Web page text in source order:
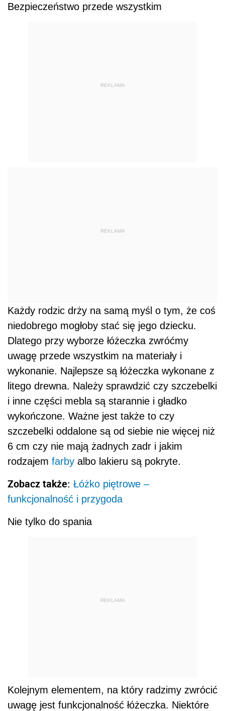
Bezpieczeństwo przede wszystkim
REKLAMA
REKLAMA
Każdy rodzic drży na samą myśl o tym, że coś
niedobrego mogłoby stać się jego dziecku.
Dlatego przy wyborze łóżeczka zwróćmy
uwagę przede wszystkim na materiały i
wykonanie. Najlepsze są łóżeczka wykonane z
litego drewna. Należy sprawdzić czy szczebelki
i inne części mebla są starannie i gładko
wykończone. Ważne jest także to czy
szczebelki oddalone są od siebie nie więcej niż
6 cm czy nie mają żadnych zadr i jakim
rodzajem farby albo lakieru są pokryte.
Zobacz także: Łóżko piętrowe –
funkcjonalność i przygoda
Nie tylko do spania
REKLAMA
Kolejnym elementem, na który radzimy zwrócić
uwagę jest funkcjonalność łóżeczka. Niektóre